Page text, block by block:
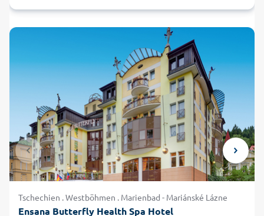
Tschechien . Westböhmen . Marienbad - Mariánské Lázne
Ensana Butterfly Health Spa Hotel